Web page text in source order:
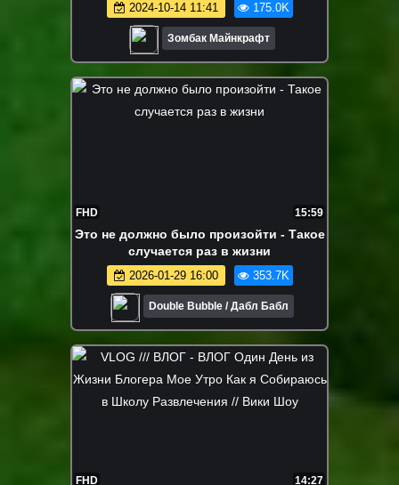
2024-10-14 11:41 175.0K
Зомбак Майнкрафт
FHD 15:59
Это не должно было произойти - Такое
случается раз в жизни
2026-01-29 16:00 353.7K
Double Bubble / Дабл Бабл
FHD 14:27